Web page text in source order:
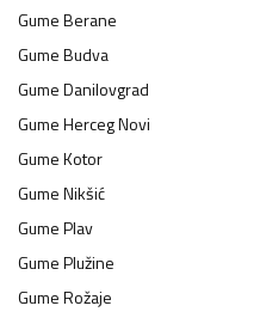
GumeBerane
GumeBudva
GumeDanilovgrad
GumeHerceg Novi
GumeKotor
GumeNikšić
GumePlav
GumePlužine
GumeRožaje